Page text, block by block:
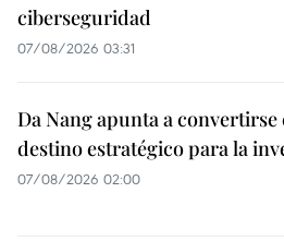
ciberseguridad
07/08/2026 03:31
Da Nang apunta a convertirse
destino estratégico para la
07/08/2026 02:00